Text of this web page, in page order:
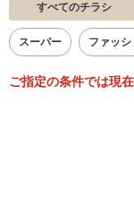
すべてのチラシ
スーパー ファッシ
ご指定の条件では現